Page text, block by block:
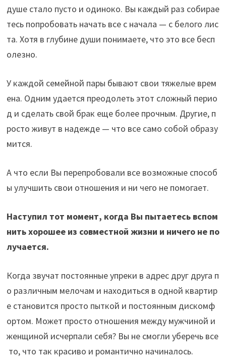
душе стало пусто и одиноко. Вы каждый раз собирае
тесь попробовать начать все с начала — с белого лис
та. Хотя в глубине души понимаете, что это все бесп
олезно.
У каждой семейной пары бывают свои тяжелые врем
ена. Одним удается преодолеть этот сложный перио
д и сделать свой брак еще более прочным. Другие, п
росто живут в надежде — что все само собой образу
мится.
А что если Вы перепробовали все возможные способ
ы улучшить свои отношения и ни чего не помогает.
Наступил тот момент, когда Вы пытаетесь вспом
нить хорошее из совместной жизни и ничего не по
лучается.
Когда звучат постоянные упреки в адрес друг друга п
о различным мелочам и находиться в одной квартир
е становится просто пыткой и постоянным дискомф
ортом. Может просто отношения между мужчиной и
женщиной исчерпали себя? Вы не смогли уберечь все
то, что так красиво и романтично начиналось.